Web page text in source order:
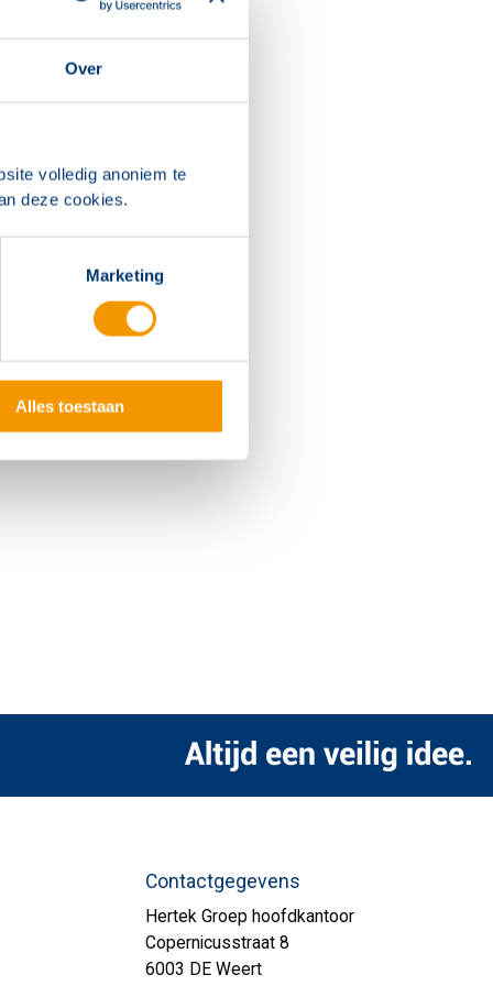
Over
volledig anoniem te
deze cookies.
Marketing
Alles toestaan
Contactgegevens
Hertek Groep hoofdkantoor
Copernicusstraat 8
6003 DE Weert